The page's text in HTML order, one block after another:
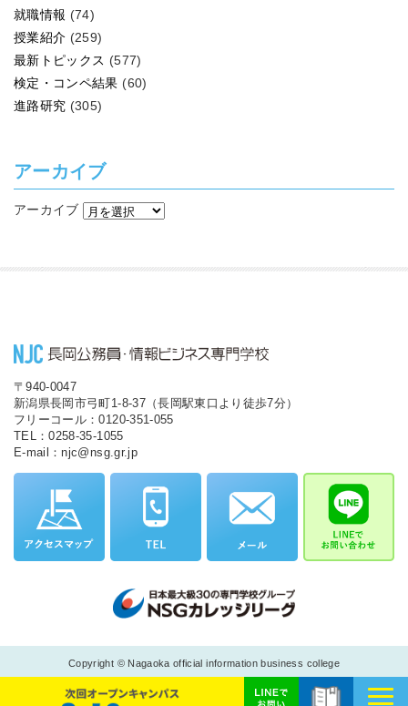
就職情報 (74)
授業紹介 (259)
最新トピックス (577)
検定・コンペ結果 (60)
進路研究 (305)
アーカイブ
アーカイブ
〒940-0047
新潟県長岡市弓町1-8-37（長岡駅東口より徒歩7分）
フリーコール：0120-351-055
TEL：0258-35-1055
E-mail：njc@nsg.gr.jp
Copyright © Nagaoka official information business college